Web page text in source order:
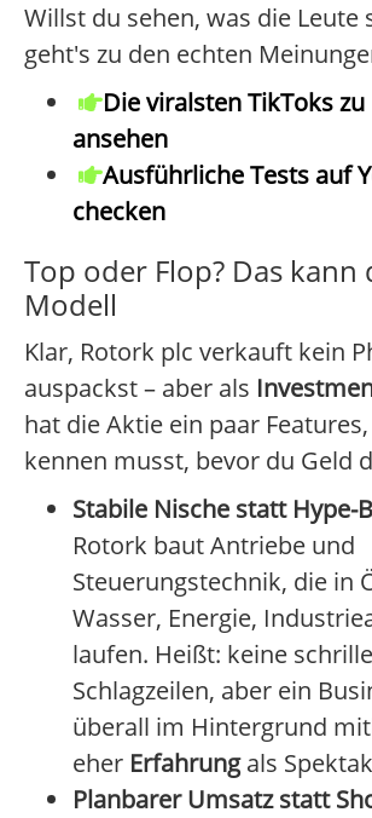
Willst du sehen, was die Leute
geht's zu den echten
Die viralsten TikToks
ansehen
Ausführliche Tests auf
checken
Top oder Flop? Das kann
Modell
Klar, Rotork plc verkauft kein
auspackst – aber als
hat die Aktie ein paar
kennen musst, bevor du Geld
Stabile Nische statt Hype-
Rotork baut Antriebe und
Steuerungstechnik, die in
Wasser, Energie,
laufen. Heißt: keine
Schlagzeilen, aber ein
überall im Hintergrund
eher Erfahrungals
Planbarer Umsatz statt